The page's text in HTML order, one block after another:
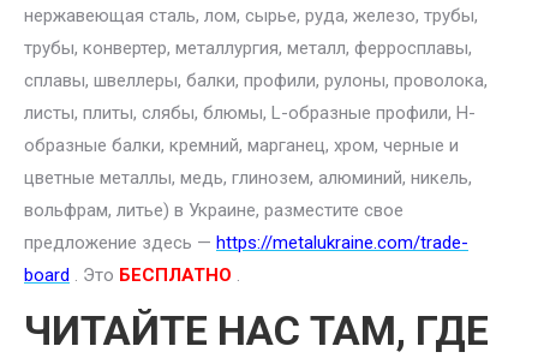
нержавеющая сталь, лом, сырье, руда, железо, трубы,
трубы, конвертер, металлургия, металл, ферросплавы,
сплавы, швеллеры, балки, профили, рулоны, проволока,
листы, плиты, слябы, блюмы, L-образные профили, H-
образные балки, кремний, марганец, хром, черные и
цветные металлы, медь, глинозем, алюминий, никель,
вольфрам, литье) в Украине, разместите свое
предложение здесь — https://metalukraine.com/trade-
board . Это БЕСПЛАТНО .
ЧИТАЙТЕ НАС ТАМ, ГДЕ